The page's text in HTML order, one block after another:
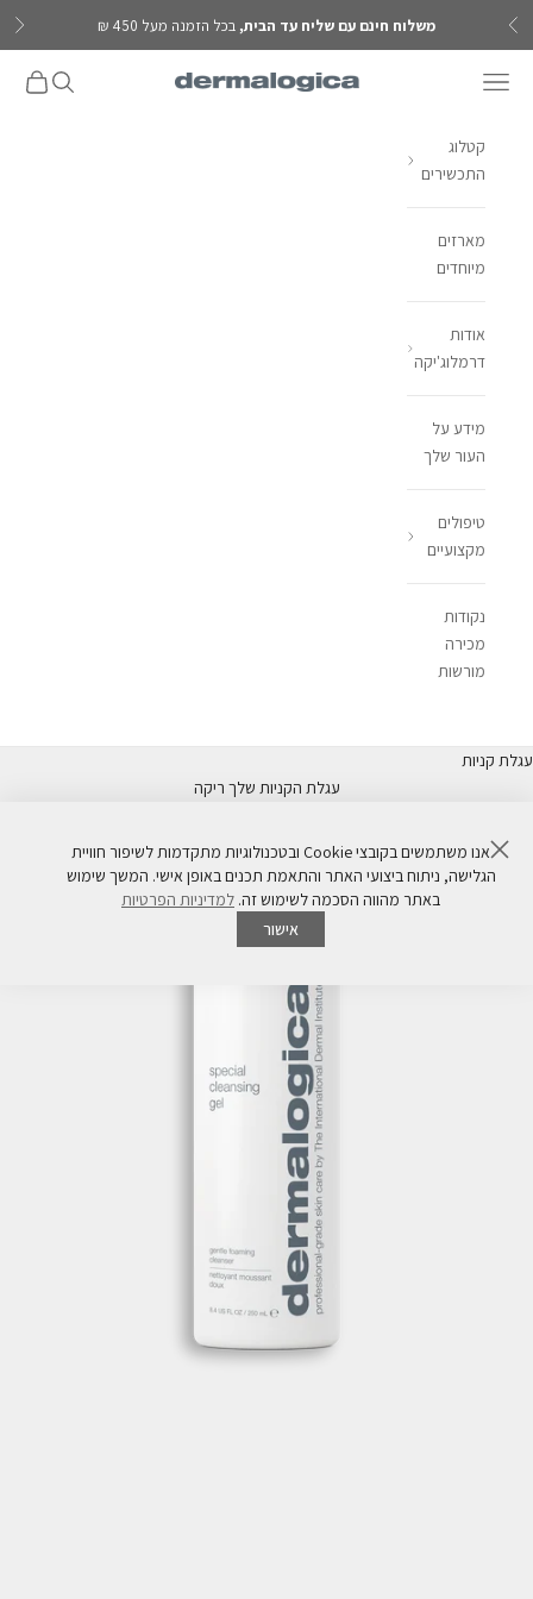
דילוג לתוכן
הקודם משלוח חינם עם שליח עד הבית, בכל הזמנה מעל 450 ₪
Dermalogica IL פתח תפריט ניווט פתח חיפוש
פתח
קטלוג
התכשירים
מארזים
מיוחדים
אודות
דרמלוג'יקה
מידע על
העור שלך
טיפולים
מקצועיים
נקודות
מכירה
מורשות
עגלת קניות
עגלת הקניות שלך ריקה
סגור
אנו משתמשים בקובצי Cookie ובטכנולוגיות מתקדמות לשיפור חוויית
הגלישה, ניתוח ביצועי האתר והתאמת תכנים באופן אישי. המשך שימוש
באתר מהווה הסכמה לשימוש זה. למדיניות הפרטיות
אישור